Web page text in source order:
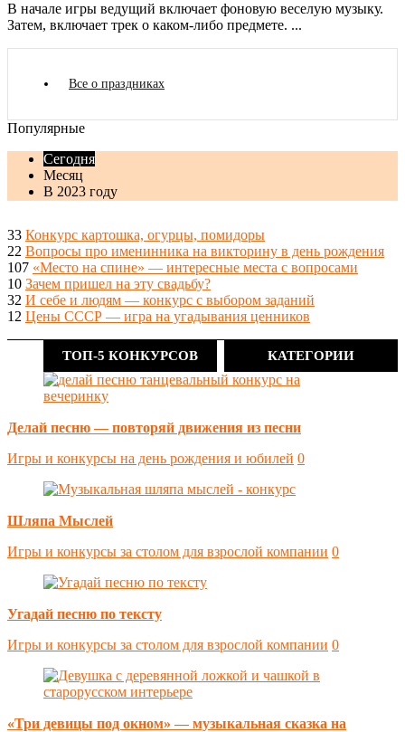
В начале игры ведущий включает фоновую веселую музыку.
Затем, включает трек о каком-либо предмете. ...
Все о праздниках
Популярные
Сегодня
Месяц
В 2023 году
33 Конкурс картошка, огурцы, помидоры
22 Вопросы про именинника на викторину в день рождения
107 «Место на спине» — интересные места с вопросами
10 Зачем пришел на эту свадьбу?
32 И себе и людям — конкурс с выбором заданий
12 Цены СССР — игра на угадывания ценников
ТОП-5 КОНКУРСОВ КАТЕГОРИИ
Делай песню — повторяй движения из песни
Игры и конкурсы на день рождения и юбилей 0
Шляпа Мыслей
Игры и конкурсы за столом для взрослой компании 0
Угадай песню по тексту
Игры и конкурсы за столом для взрослой компании 0
«Три девицы под окном» — музыкальная сказка на